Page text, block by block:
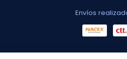
Envíos